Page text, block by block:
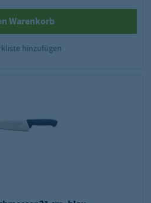
Warenkorb
hinzufügen